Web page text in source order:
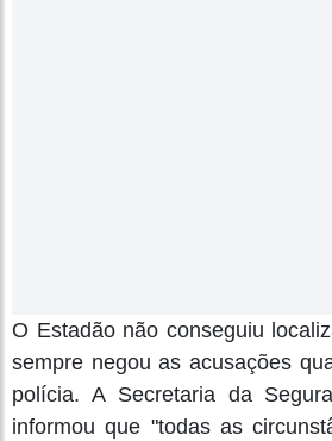
O Estadão não conseguiu
sempre negou as acusações
polícia. A Secretaria da
informou que "todas as